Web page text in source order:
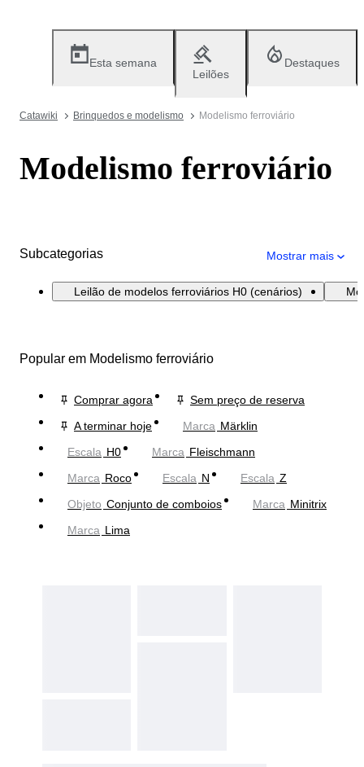
Esta semana
Leilões
Destaques
Catawiki Brinquedos e modelismo Modelismo ferroviário
Modelismo ferroviário
Subcategorias Mostrar mais
Leilão de modelos ferroviários H0 (cenários)
Popular em Modelismo ferroviário
Comprar agora
Sem preço de reserva
A terminar hoje
Marca Märklin
Escala H0 Marca Fleischmann
Marca Roco Escala N Escala Z
Objeto Conjunto de comboios Marca Minitrix
Marca Lima